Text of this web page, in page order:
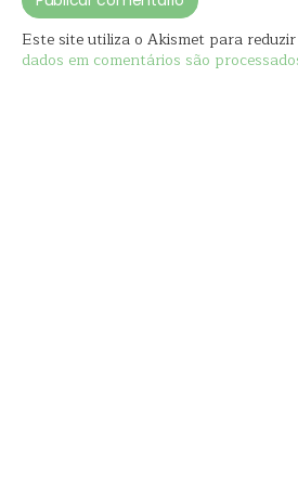
Este site utiliza o Akismet para
dados em comentários são